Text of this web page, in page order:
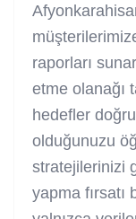
raporları
etme olanağı
hedefler
olduğunuzu
stratejilerinizi
yapma fırsatı